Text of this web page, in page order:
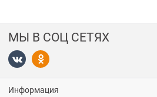
МЫ В СОЦ СЕТЯХ
Информация